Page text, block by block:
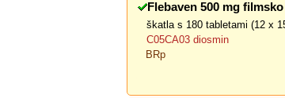
Flebaven 500 mg
škatla s 180 tabletami (12 x
C05CA03 diosmin
BRp